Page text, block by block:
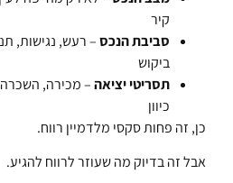
קיר
סביבת הנכס– רעש, נגישות,
ביקוש
תסריטי יציאה– מכירה,
כיוון
כן, זה פחות סקסי מלדמיין רווח.
אבל זה בדיוק מה שעוזר לרווח להגיע.